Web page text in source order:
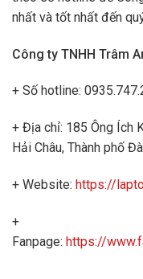
nhất và tốt nhất đến
Công ty TNHH Trâm
+ Số hotline:
+ Địa chỉ: 185 Ông Ích
Hải Châu, Thành phố
+ Website: https://
+
Fanpage: https://